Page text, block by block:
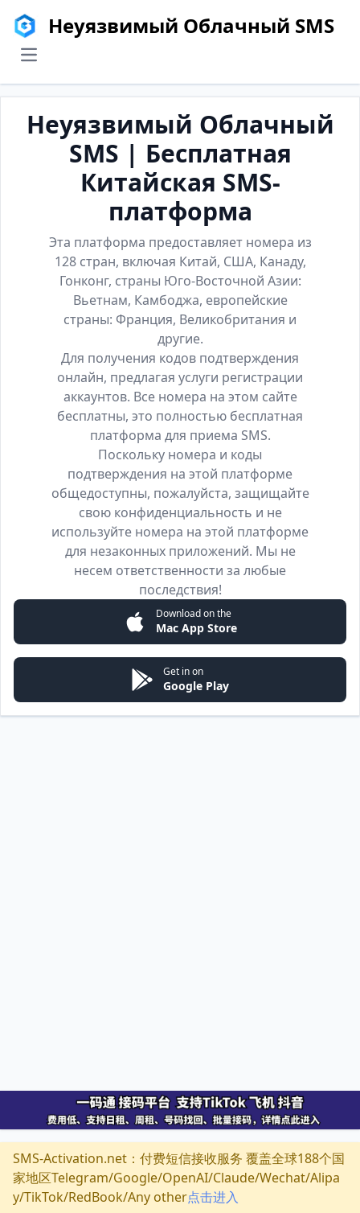
Неуязвимый Облачный SMS
menu
Неуязвимый Облачный
SMS | Бесплатная
Китайская SMS-
платформа
Эта платформа предоставляет номера из
128 стран, включая Китай, США, Канаду,
Гонконг, страны Юго-Восточной Азии:
Вьетнам, Камбоджа, европейские
страны: Франция, Великобритания и
другие.
Для получения кодов подтверждения
онлайн, предлагая услуги регистрации
аккаунтов. Все номера на этом сайте
бесплатны, это полностью бесплатная
платформа для приема SMS.
Поскольку номера и коды
подтверждения на этой платформе
общедоступны, пожалуйста, защищайте
свою конфиденциальность и не
используйте номера на этой платформе
для незаконных приложений. Мы не
несем ответственности за любые
последствия!
Download on the
Mac App Store
Get in on
Google Play
SMS-Activation.net：付费短信接收服务 覆盖全球188个国
家地区Telegram/Google/OpenAI/Claude/Wechat/Alipa
y/TikTok/RedBook/Any other点击进入